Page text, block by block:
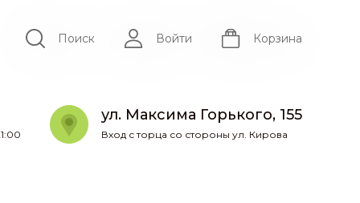
Поиск Войти Корзина
ул. Максима Горького, 155
Вход с торца со стороны ул. Кирова